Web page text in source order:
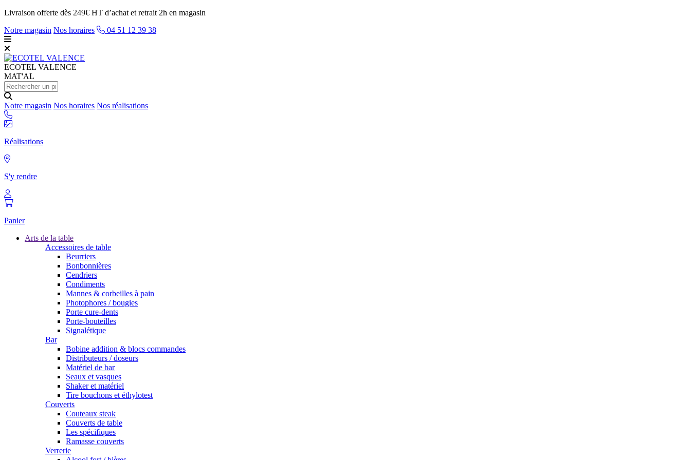
Livraison offerte dès 249€ HT d’achat et retrait 2h en magasin
Notre magasin Nos horaires 04 51 12 39 38
ECOTEL VALENCE
MAT'AL
Notre magasin Nos horaires Nos réalisations
Réalisations
S'y rendre
Panier
Arts de la table
Accessoires de table
Beurriers
Bonbonnières
Cendriers
Condiments
Mannes & corbeilles à pain
Photophores / bougies
Porte cure-dents
Porte-bouteilles
Signalétique
Bar
Bobine addition & blocs commandes
Distributeurs / doseurs
Matériel de bar
Seaux et vasques
Shaker et matériel
Tire bouchons et éthylotest
Couverts
Couteaux steak
Couverts de table
Les spécifiques
Ramasse couverts
Verrerie